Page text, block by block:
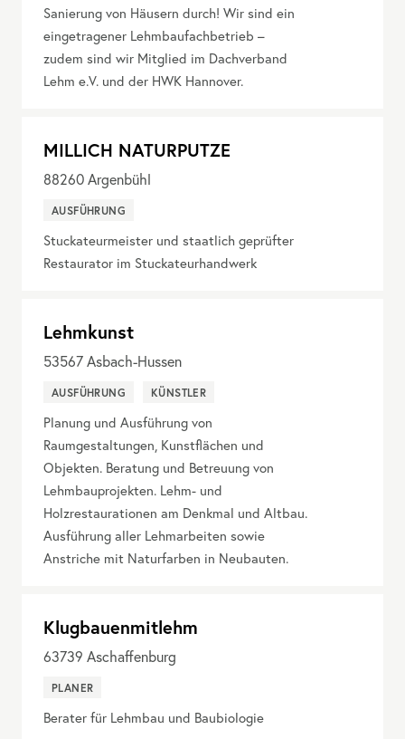
Sanierung von Häusern durch! Wir sind ein
eingetragener Lehmbaufachbetrieb –
zudem sind wir Mitglied im Dachverband
Lehm e.V. und der HWK Hannover.
MILLICH NATURPUTZE
88260Argenbühl
AUSFÜHRUNG
Stuckateurmeister und staatlich geprüfter
Restaurator im Stuckateurhandwerk
Lehmkunst
53567Asbach-Hussen
AUSFÜHRUNG KÜNSTLER
Planung und Ausführung von
Raumgestaltungen, Kunstflächen und
Objekten. Beratung und Betreuung von
Lehmbauprojekten. Lehm- und
Holzrestaurationen am Denkmal und Altbau.
Ausführung aller Lehmarbeiten sowie
Anstriche mit Naturfarben in Neubauten.
Klugbauenmitlehm
63739 Aschaffenburg
PLANER
Berater für Lehmbau und Baubiologie